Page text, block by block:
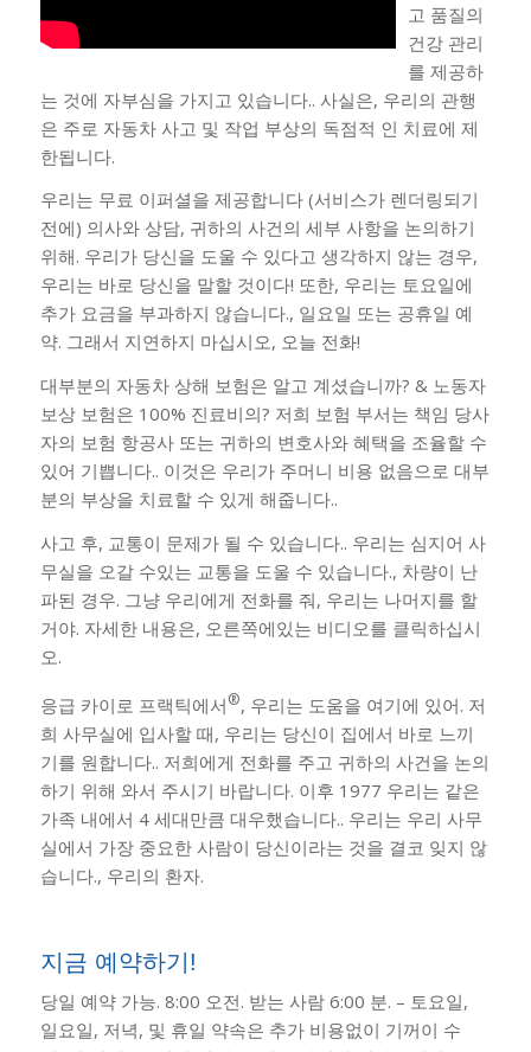
고 품질의
건강 관리
를 제공하
는 것에 자부심을 가지고 있습니다.. 사실은, 우리의 관행
은 주로 자동차 사고 및 작업 부상의 독점적 인 치료에 제
한됩니다.
우리는 무료 이퍼셜을 제공합니다 (서비스가 렌더링되기
전에) 의사와 상담, 귀하의 사건의 세부 사항을 논의하기
위해. 우리가 당신을 도울 수 있다고 생각하지 않는 경우,
우리는 바로 당신을 말할 것이다! 또한, 우리는 토요일에
추가 요금을 부과하지 않습니다., 일요일 또는 공휴일 예
약. 그래서 지연하지 마십시오, 오늘 전화!
대부분의 자동차 상해 보험은 알고 계셨습니까? & 노동자
보상 보험은 100% 진료비의? 저희 보험 부서는 책임 당사
자의 보험 항공사 또는 귀하의 변호사와 혜택을 조율할 수
있어 기쁩니다.. 이것은 우리가 주머니 비용 없음으로 대부
분의 부상을 치료할 수 있게 해줍니다..
사고 후, 교통이 문제가 될 수 있습니다.. 우리는 심지어 사
무실을 오갈 수있는 교통을 도울 수 있습니다., 차량이 난
파된 경우. 그냥 우리에게 전화를 줘, 우리는 나머지를 할
거야. 자세한 내용은, 오른쪽에있는 비디오를 클릭하십시
오.
응급 카이로 프랙틱에서®, 우리는 도움을 여기에 있어. 저
희 사무실에 입사할 때, 우리는 당신이 집에서 바로 느끼
기를 원합니다.. 저희에게 전화를 주고 귀하의 사건을 논의
하기 위해 와서 주시기 바랍니다. 이후 1977 우리는 같은
가족 내에서 4 세대만큼 대우했습니다.. 우리는 우리 사무
실에서 가장 중요한 사람이 당신이라는 것을 결코 잊지 않
습니다., 우리의 환자.
지금 예약하기!
당일 예약 가능. 8:00 오전. 받는 사람 6:00 분. – 토요일,
일요일, 저녁, 및 휴일 약속은 추가 비용없이 기꺼이 수